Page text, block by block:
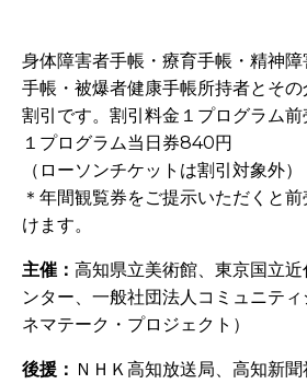
身体障害者手帳・療育手帳・精神
手帳・被爆者健康手帳所持者とそ
割引です。割引料金１プログラム
１プログラム当日券840円
（ローソンチケットは割引対象外）
＊年間観覧券をご提示いただくと
けます。
主催： 高知県立美術館、東京国立
ンター、一般社団法人コミュニテ
ネマテーク・プロジェクト）
後援： ＮＨＫ高知放送局、高知新